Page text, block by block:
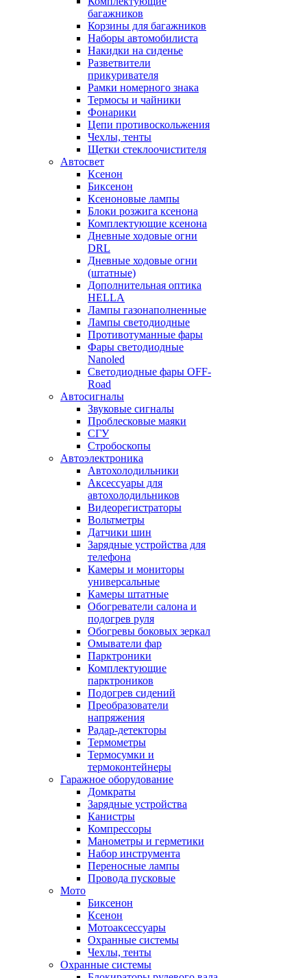
багажников
Корзины для багажников
Наборы автомобилиста
Накидки на сиденье
Разветвители
прикуривателя
Рамки номерного знака
Термосы и чайники
Фонарики
Цепи противоскольжения
Чехлы, тенты
Щетки стеклоочистителя
Автосвет
Ксенон
Биксенон
Ксеноновые лампы
Блоки розжига ксенона
Комплектующие ксенона
Дневные ходовые огни
DRL
Дневные ходовые огни
(штатные)
Дополнительная оптика
HELLA
Лампы газонаполненные
Лампы светодиодные
Противотуманные фары
Фары светодиодные
Nanoled
Светодиодные фары OFF-
Road
Автосигналы
Звуковые сигналы
Проблесковые маяки
СГУ
Стробоскопы
Автоэлектроника
Автохолодильники
Аксессуары для
автохолодильников
Видеорегистраторы
Вольтметры
Датчики шин
Зарядные устройства для
телефона
Камеры и мониторы
универсальные
Камеры штатные
Обогреватели салона и
подогрев руля
Обогревы боковых зеркал
Омыватели фар
Парктроники
Комплектующие
парктроников
Подогрев сидений
Преобразователи
напряжения
Радар-детекторы
Термометры
Термосумки и
термоконтейнеры
Гаражное оборудование
Домкраты
Зарядные устройства
Канистры
Компрессоры
Манометры и герметики
Набор инструмента
Переносные лампы
Провода пусковые
Мото
Биксенон
Ксенон
Мотоаксессуары
Охранные системы
Чехлы, тенты
Охранные системы